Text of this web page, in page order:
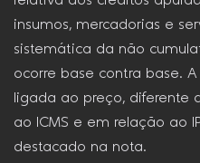
insumos, mercadorias e
sistemática da não
ocorre base contra base.
ligada ao preço, diferente
ao ICMS e em relação ao
destacado na nota.